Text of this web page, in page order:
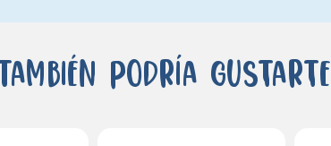
podría gustarte...